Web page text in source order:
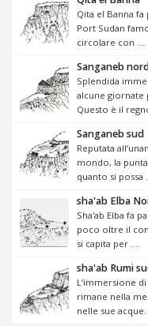
Qita el Banna
Port Sudan
circolare con ....
Sanganeb
Splendida
alcune giornate
Questo è il
Sanganeb sud
Reputata
mondo, la
quanto si possa
sha'ab Elba
Sha'ab Elba fa
poco oltre il
si capita per ....
sha'ab Rumi
L’immersione
rimane nella
nelle sue acque.